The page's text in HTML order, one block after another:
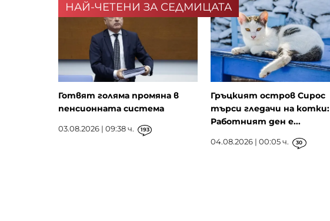
НАЙ-ЧЕТЕНИ ЗА СЕДМИЦАТА
Готвят голяма промяна в
пенсионната система
03.08.2026 | 09:38 ч. 193
Гръцкият остров Сирос
търси гледачи на котки:
Работният ден е...
04.08.2026 | 00:05 ч. 30